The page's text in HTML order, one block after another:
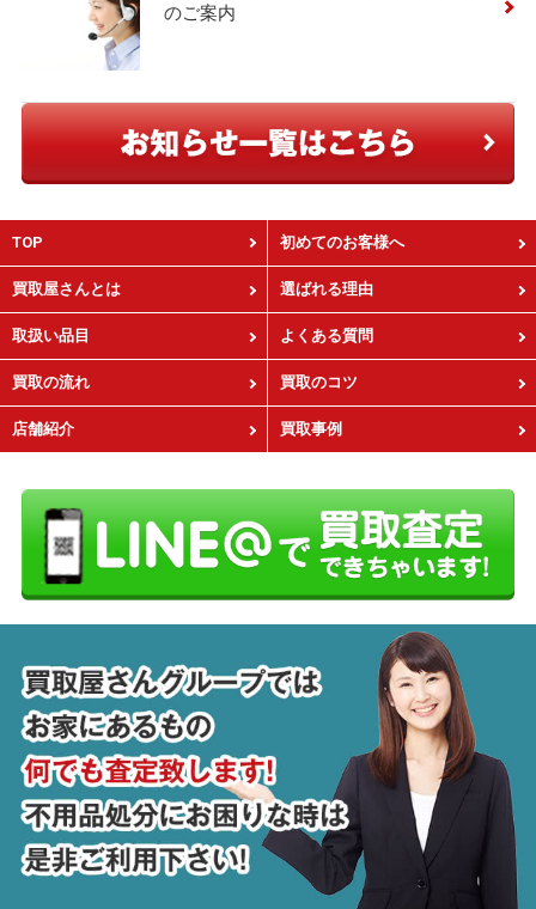
のご案内
TOP 初めてのお客様へ
買取屋さんとは 選ばれる理由
取扱い品目 よくある質問
買取の流れ 買取のコツ
店舗紹介 買取事例